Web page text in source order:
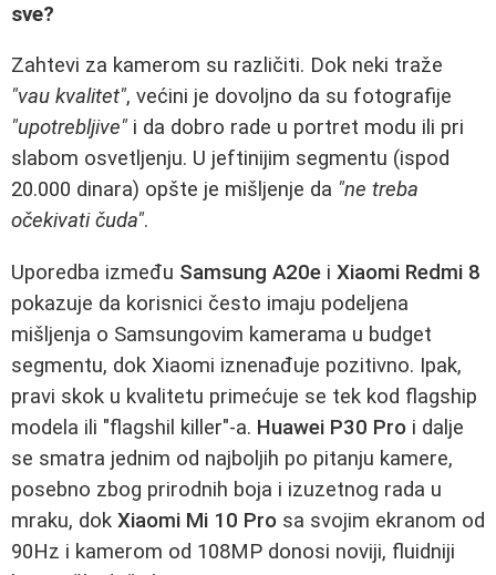
sve?
Zahtevi za kamerom su različiti. Dok neki traže
"vau kvalitet", većini je dovoljno da su fotografije
"upotrebljive" i da dobro rade u portret modu ili pri
slabom osvetljenju. U jeftinijim segmentu (ispod
20.000 dinara) opšte je mišljenje da "ne treba
očekivati čuda".
Uporedba između Samsung A20e i Xiaomi Redmi 8
pokazuje da korisnici često imaju podeljena
mišljenja o Samsungovim kamerama u budget
segmentu, dok Xiaomi iznenađuje pozitivno. Ipak,
pravi skok u kvalitetu primećuje se tek kod flagship
modela ili "flagshil killer"-a. Huawei P30 Pro i dalje
se smatra jednim od najboljih po pitanju kamere,
posebno zbog prirodnih boja i izuzetnog rada u
mraku, dok Xiaomi Mi 10 Pro sa svojim ekranom od
90Hz i kamerom od 108MP donosi noviji, fluidniji